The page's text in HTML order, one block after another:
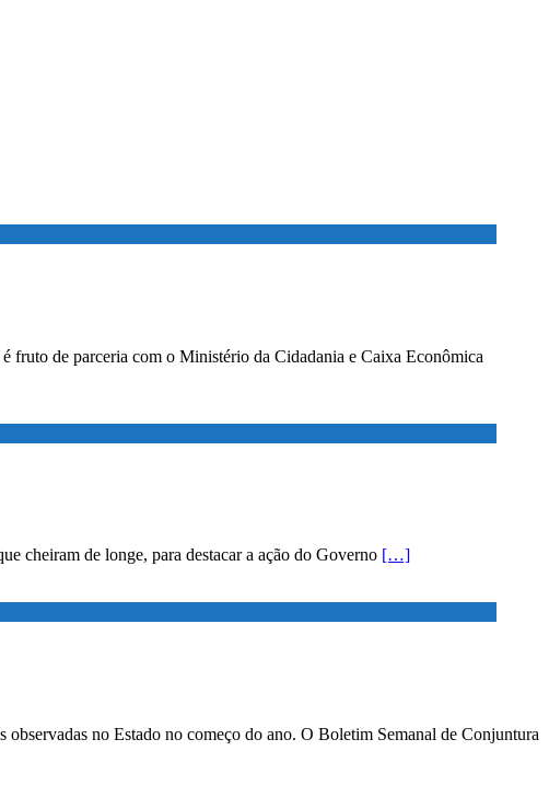
fruto de parceria com o Ministério da Cidadania e Caixa Econômica
cheiram de longe, para destacar a ação do Governo […]
no Estado no começo do ano. O Boletim Semanal de Conjuntura